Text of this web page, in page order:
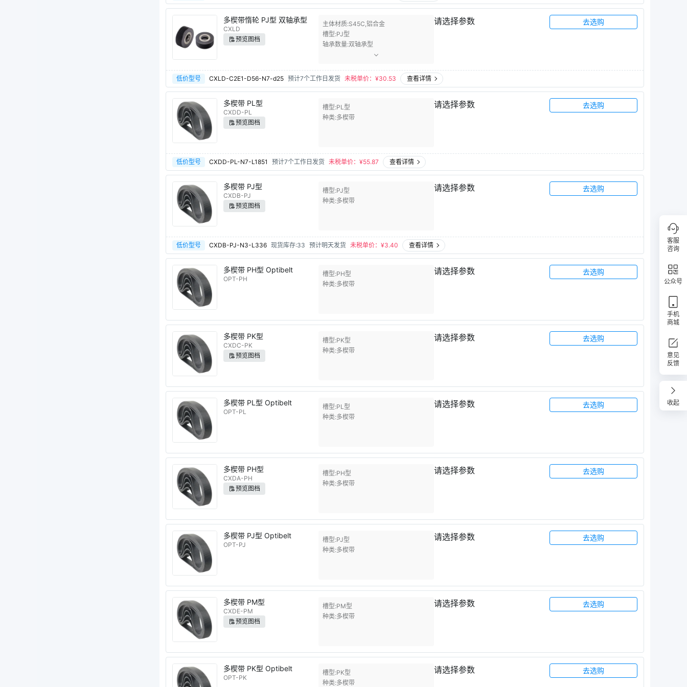
多楔带惰轮 PJ型 双轴承型
CXLD
预览图档
主体材质 S45C,铝合金
槽型 PJ型
轴承数量 双轴承型
请选择参数 去选购
低价型号 CXLD-C2E1-D56-N7-d25 预计7个工作日发货 未税单价：¥30.53 查看详情
多楔带 PL型
CXDD-PL
预览图档
槽型 PL型
种类 多楔带
请选择参数 去选购
低价型号 CXDD-PL-N7-L1851 预计7个工作日发货 未税单价：¥55.87 查看详情
多楔带 PJ型
CXDB-PJ
预览图档
槽型 PJ型
种类 多楔带
请选择参数 去选购
低价型号 CXDB-PJ-N3-L336 现货库存:33 预计明天发货 未税单价：¥3.40 查看详情
多楔带 PH型 Optibelt
OPT-PH
槽型 PH型
种类 多楔带
请选择参数 去选购
多楔带 PK型
CXDC-PK
预览图档
槽型 PK型
种类 多楔带
请选择参数 去选购
多楔带 PL型 Optibelt
OPT-PL
槽型 PL型
种类 多楔带
请选择参数 去选购
多楔带 PH型
CXDA-PH
预览图档
槽型 PH型
种类 多楔带
请选择参数 去选购
多楔带 PJ型 Optibelt
OPT-PJ
槽型 PJ型
种类 多楔带
请选择参数 去选购
多楔带 PM型
CXDE-PM
预览图档
槽型 PM型
种类 多楔带
请选择参数 去选购
多楔带 PK型 Optibelt
OPT-PK
槽型 PK型
种类 多楔带
请选择参数 去选购
客服
咨询
公众号
手机
商城
意见
反馈
收起